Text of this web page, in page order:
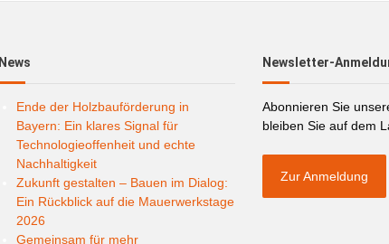
News
Ende der Holzbauförderung in
Bayern: Ein klares Signal für
Technologieoffenheit und echte
Nachhaltigkeit
Zukunft gestalten – Bauen im Dialog:
Ein Rückblick auf die Mauerwerkstage
2026
Gemeinsam für mehr
Newsletter-
Abonnieren Sie
bleiben Sie auf dem
Zur Anmeldung